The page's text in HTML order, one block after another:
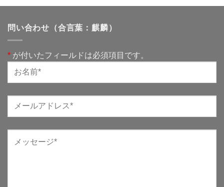
問い合わせ（合言葉：麒麟）
* が付いたフィールドは必須項目です。